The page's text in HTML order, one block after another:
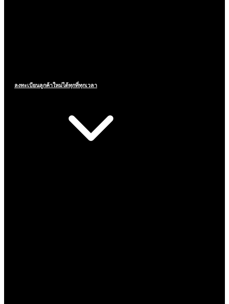
ลงทะเบียนลูกค้าใหม่ได้ทุกที่ทุกเวลา